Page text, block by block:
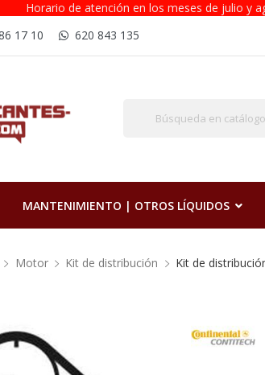
Horario de atención en los meses de julio y
17 10 620 843 135
MANTENIMIENTO | OTROS LÍQUIDOS
Motor Kit de distribución Kit de